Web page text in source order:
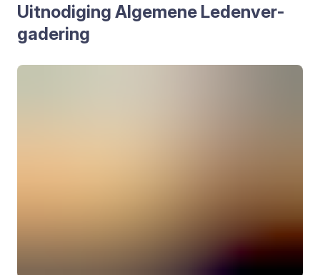
Uit­no­di­ging Alge­me­ne Leden­ver­
ga­de­ring